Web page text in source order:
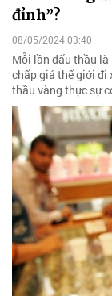
đỉnh”?
08/05/2024 03:40
Mỗi lần đấu thầu
chấp giá thế giới đi
thầu vàng thực sự